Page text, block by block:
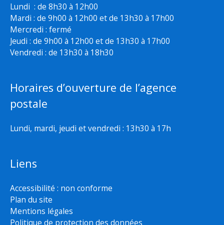
Lundi : de 8h30 à 12h00
Mardi : de 9h00 à 12h00 et de 13h30 à 17h00
Mercredi : fermé
Jeudi : de 9h00 à 12h00 et de 13h30 à 17h00
Vendredi : de 13h30 à 18h30
Horaires d’ouverture de l’agence
postale
Lundi, mardi, jeudi et vendredi : 13h30 à 17h
Liens
Accessibilité : non conforme
Plan du site
Mentions légales
Politique de protection des données